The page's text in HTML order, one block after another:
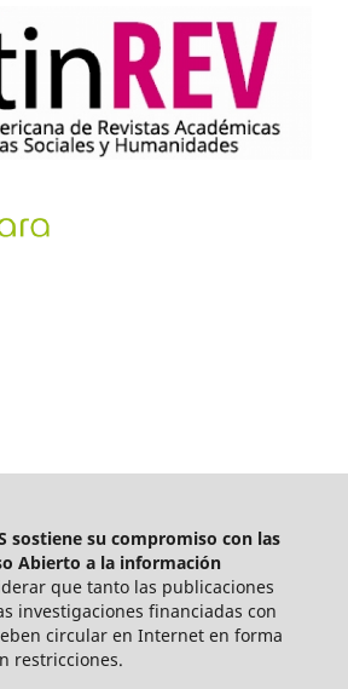
sostiene su compromiso con las
Abierto a la información
que tanto las publicaciones
investigaciones financiadas con
circular en Internet en forma
restricciones.